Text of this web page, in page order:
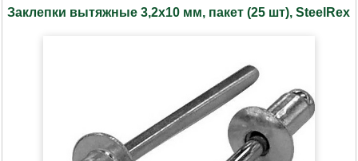
Заклепки вытяжные 3,2х10 мм, пакет (25 шт), SteelRex